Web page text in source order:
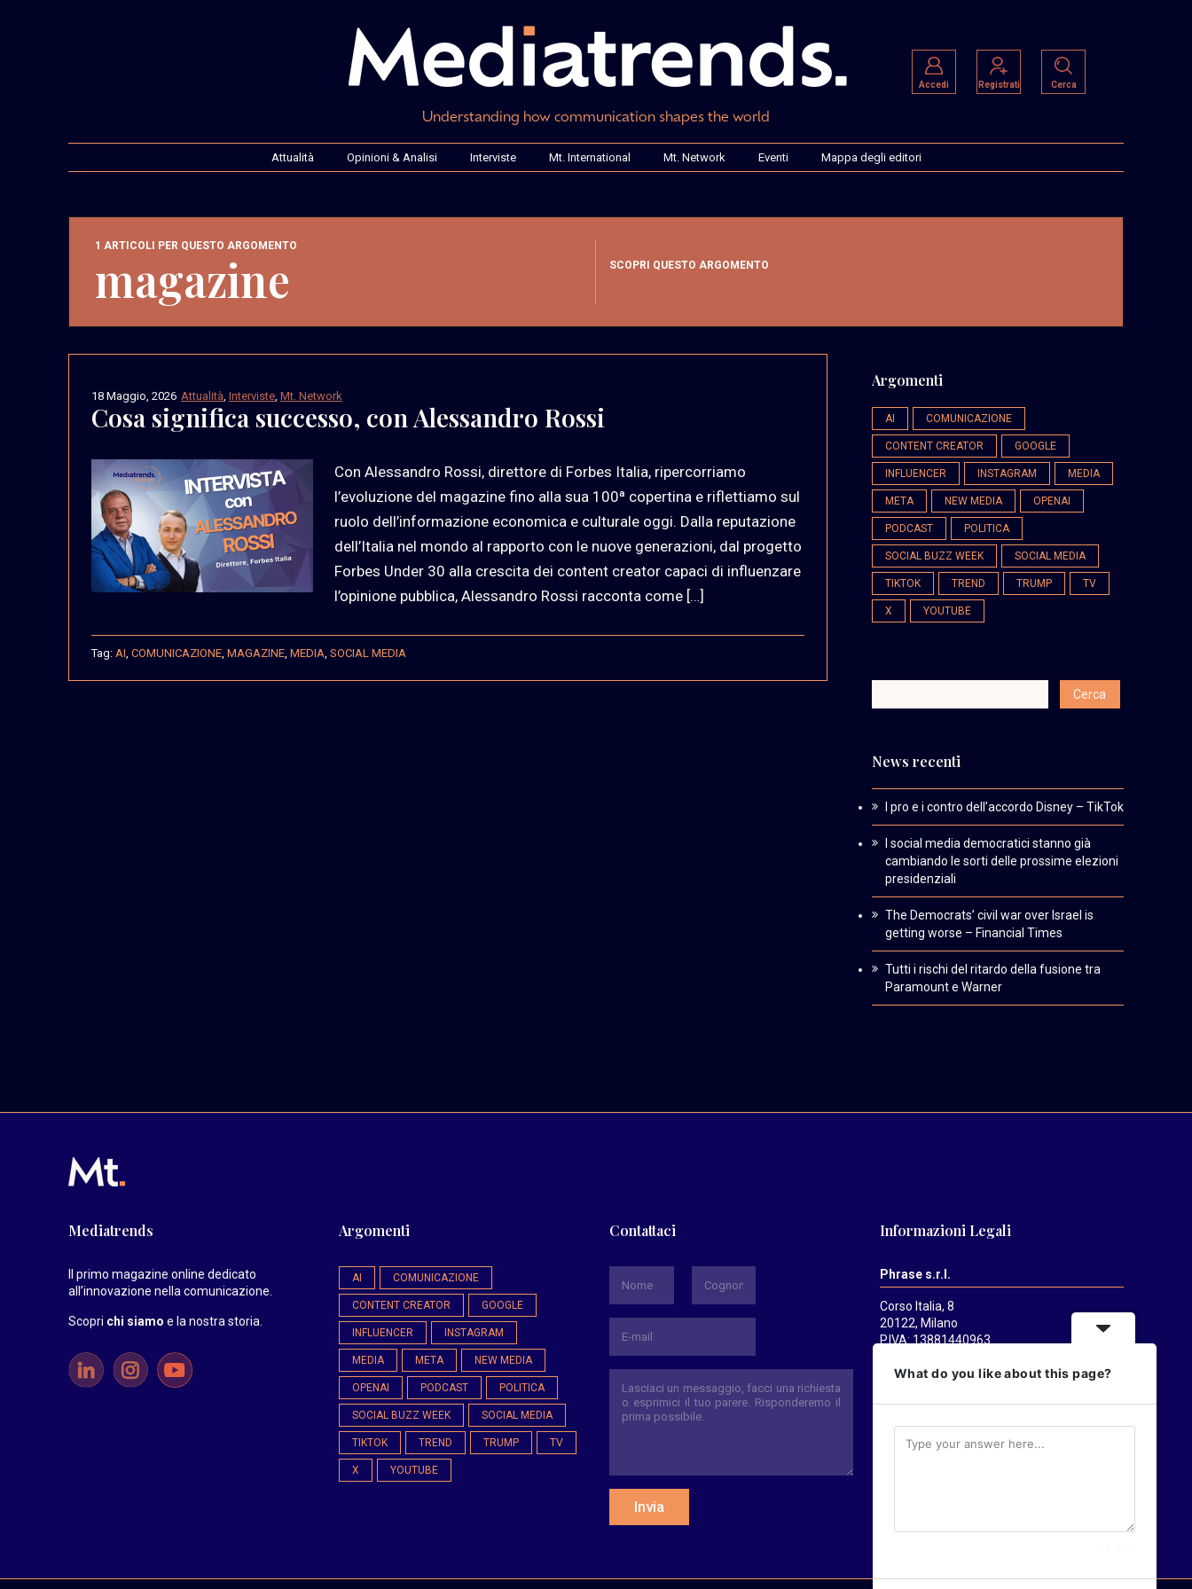
Understanding how communication shapes the world
Accedi Registrati Cerca
Attualità Opinioni & Analisi Interviste Mt. International Mt. Network Eventi Mappa degli editori
1 ARTICOLI PER QUESTO ARGOMENTO
magazine SCOPRI QUESTO ARGOMENTO
Attualità Interviste Mt. Network
18 Maggio, 2026
Cosa significa successo, con Alessandro Rossi
Con Alessandro Rossi, direttore di Forbes Italia, ripercorriamo
l’evoluzione del magazine fino alla sua 100ª copertina e riflettiamo sul
ruolo dell’informazione economica e culturale oggi. Dalla reputazione
dell’Italia nel mondo al rapporto con le nuove generazioni, dal progetto
Forbes Under 30 alla crescita dei content creator capaci di influenzare
l’opinione pubblica, Alessandro Rossi racconta come […]
Tag: AI COMUNICAZIONE MAGAZINE MEDIA SOCIAL MEDIA
Argomenti
AI COMUNICAZIONE
CONTENT CREATOR GOOGLE
INFLUENCER INSTAGRAM MEDIA
META NEW MEDIA OPENAI
PODCAST POLITICA
SOCIAL BUZZ WEEK SOCIAL MEDIA
TIKTOK TREND TRUMP TV
X YOUTUBE
News recenti
I pro e i contro dell’accordo Disney – TikTok
I social media democratici stanno già
cambiando le sorti delle prossime elezioni
presidenziali
The Democrats’ civil war over Israel is
getting worse – Financial Times
Tutti i rischi del ritardo della fusione tra
Paramount e Warner
Mediatrends
Il primo magazine online dedicato
all’innovazione nella comunicazione.
Scopri chi siamo e la nostra storia
Argomenti
AI COMUNICAZIONE
CONTENT CREATOR GOOGLE
INFLUENCER INSTAGRAM
MEDIA META NEW MEDIA
OPENAI PODCAST POLITICA
SOCIAL BUZZ WEEK SOCIAL MEDIA
TIKTOK TREND TRUMP TV
X YOUTUBE
Contattaci
Invia
Informazioni Legali
Phrase s.r.l.
Corso Italia, 8
20122, Milano
P.IVA: 13881440963
Mediatrendsè una testata registrata
Direttore responsabile:Alessandro
Direttore editoriale:Carlo Castorina
What do you like about this page?